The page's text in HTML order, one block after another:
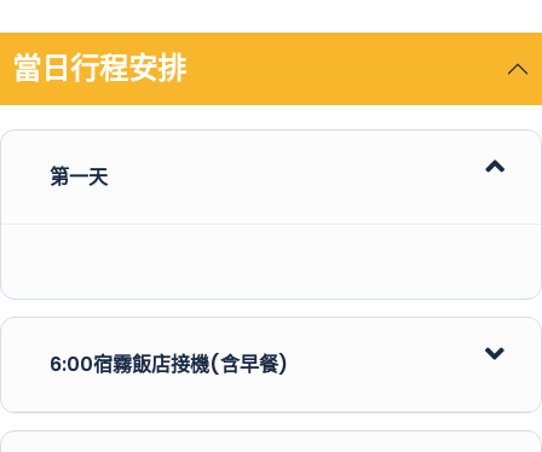
當日行程安排
第一天
6:00宿霧飯店接機(含早餐)